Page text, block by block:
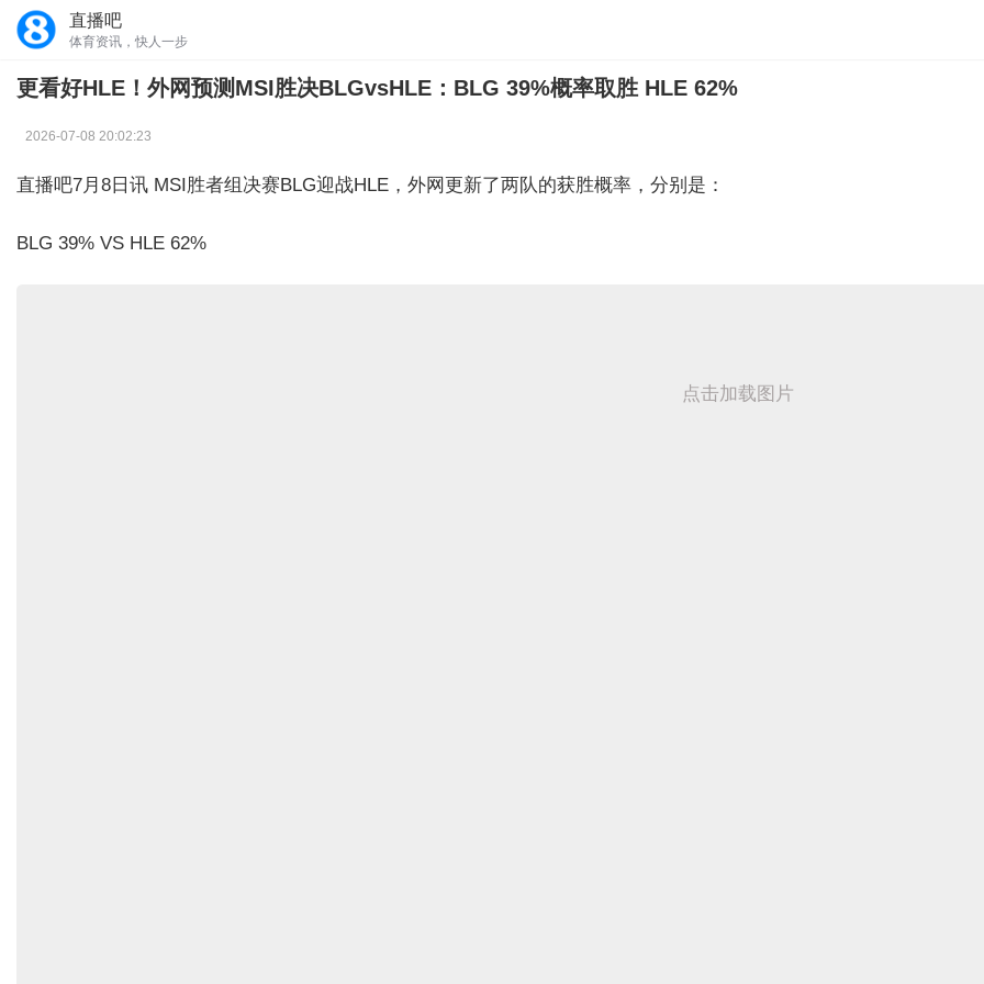
直播吧
体育资讯，快人一步
更看好HLE！外网预测MSI胜决BLGvsHLE：BLG 39%概率取胜 HLE 62%
2026-07-08 20:02:23
直播吧7月8日讯 MSI胜者组决赛BLG迎战HLE，外网更新了两队的获胜概率，分别是：
BLG 39% VS HLE 62%
点击加载图片